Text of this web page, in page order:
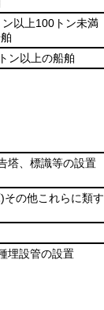
以上100トン未満
ン以上の船舶
塔、標識等の設置
その他これらに類す
埋設管の設置